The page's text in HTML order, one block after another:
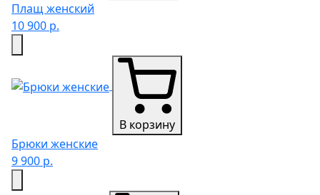
Плащ женский
10 900 р.
В корзину
Брюки женские
9 900 р.